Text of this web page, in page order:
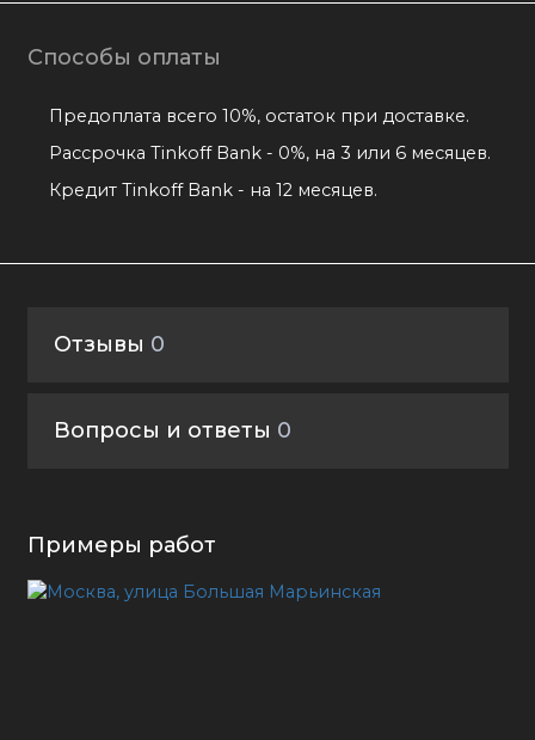
Способы оплаты
Предоплата всего 10%, остаток при доставке.
Рассрочка Tinkoff Bank - 0%, на 3 или 6 месяцев.
Кредит Tinkoff Bank - на 12 месяцев.
Отзывы 0
Вопросы и ответы 0
Примеры работ